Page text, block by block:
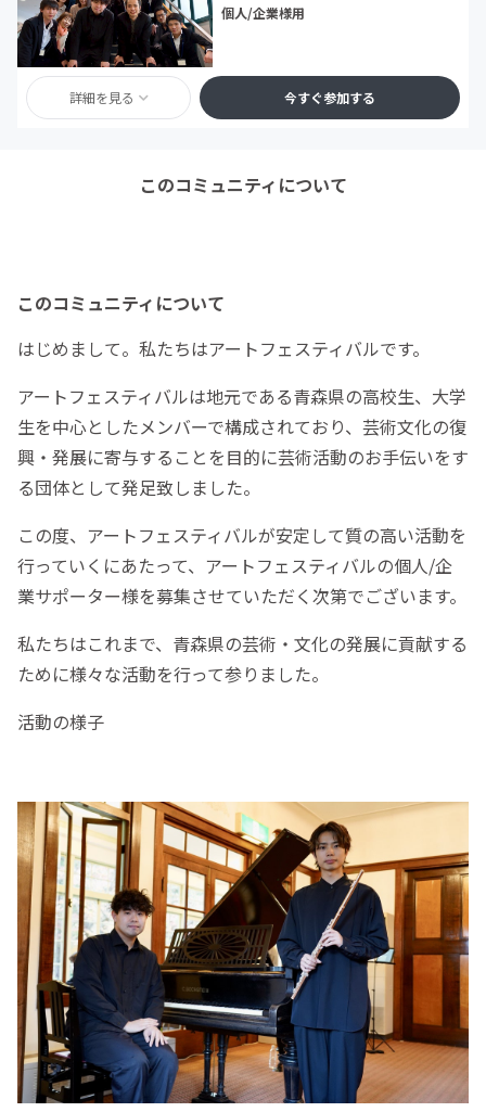
個人/企業様用
詳細を見る 今すぐ参加する
このコミュニティについて
このコミュニティについて
はじめまして。私たちはアートフェスティバルです。
アートフェスティバルは地元である青森県の高校生、大学
生を中心としたメンバーで構成されており、芸術文化の復
興・発展に寄与することを目的に芸術活動のお手伝いをす
る団体として発足致しました。
この度、アートフェスティバルが安定して質の高い活動を
行っていくにあたって、アートフェスティバルの個人/企
業サポーター様を募集させていただく次第でございます。
私たちはこれまで、青森県の芸術・文化の発展に貢献する
ために様々な活動を行って参りました。
活動の様子